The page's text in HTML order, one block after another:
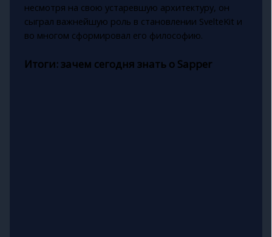
несмотря на свою устаревшую архитектуру, он
сыграл важнейшую роль в становлении SvelteKit и
во многом сформировал его философию.
Итоги: зачем сегодня знать о Sapper